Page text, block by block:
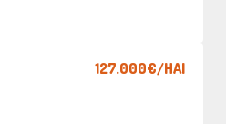
127.000€/HAI